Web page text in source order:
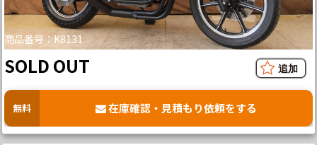
商品番号：K8131
SOLD OUT
無料 在庫確認・見積もり依頼をする